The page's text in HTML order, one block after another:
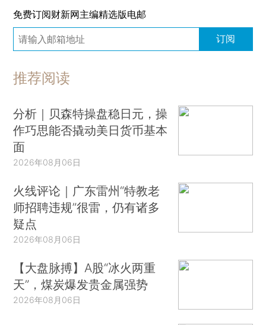
免费订阅财新网主编精选版电邮
订阅
推荐阅读
分析｜贝森特操盘稳日元，操
作巧思能否撬动美日货币基本
面
2026年08月06日
火线评论｜广东雷州“特教老
师招聘违规”很雷，仍有诸多
疑点
2026年08月06日
【大盘脉搏】A股“冰火两重
天”，煤炭爆发贵金属强势
2026年08月06日